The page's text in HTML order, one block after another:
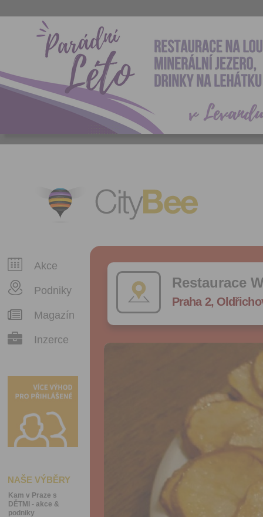
CityBee
Akce
Podniky
Magazín
Inzerce
NAŠE VÝBĚRY
Kam v Praze s
DĚTMI - akce &
podniky
Restaurace
Praha 2,